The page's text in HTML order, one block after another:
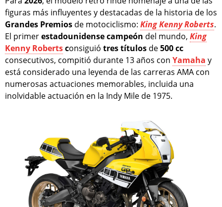
figuras más influyentes y destacadas de la historia de los
Grandes Premios de motociclismo: King Kenny Roberts.
El primerestadounidensecampeón del mundo, King
Kenny Robertsconsiguió trestítulos de500 cc
consecutivos, compitió durante 13 años con Yamaha y
está considerado una leyenda de las carreras AMA con
numerosas actuaciones memorables, incluida una
inolvidable actuación en la Indy Mile de 1975.